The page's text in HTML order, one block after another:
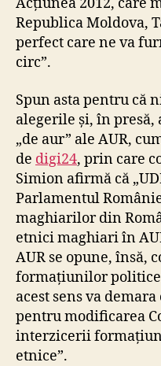
Acțiunea 2012, care
Republica Moldova,
perfect care ne va
circ”.
Spun asta pentru că
alegerile și, în
„de aur” ale AUR,
de digi24, prin care
Simion afirmă că
Parlamentul
maghiarilor din
etnici maghiari în
AUR se opune,
formațiunilor
acest sens va
pentru modificarea
interzicerii
etnice”.